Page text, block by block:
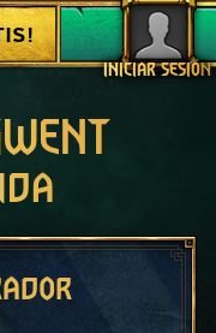
INICIAR SESIÓN